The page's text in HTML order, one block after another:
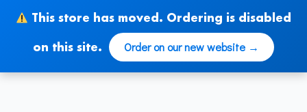
This store has moved. Ordering is disabled
on this site. Order on our new website →
contenido